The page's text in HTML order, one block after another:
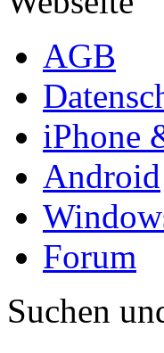
AGB
iPhone
Android
Forum
Suchen